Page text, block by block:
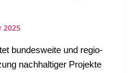
2025
bun­des­wei­te und regio­
nach­hal­ti­ger Pro­jek­te